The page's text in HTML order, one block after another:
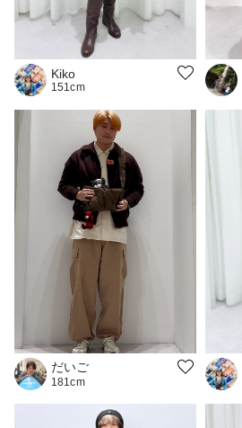
Kiko
151cm
だいご
181cm